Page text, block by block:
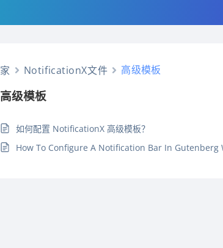
家 NotificationX文件 高级模板
高级模板
如何配置 NotificationX 高级模板？
How To Configure A Notification Bar In Gutenberg